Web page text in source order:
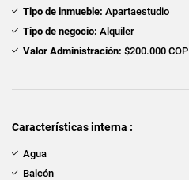
Tipo de inmueble: Apartaestudio
Tipo de negocio: Alquiler
Valor Administración: $200.000 COP
Características interna :
Agua
Balcón